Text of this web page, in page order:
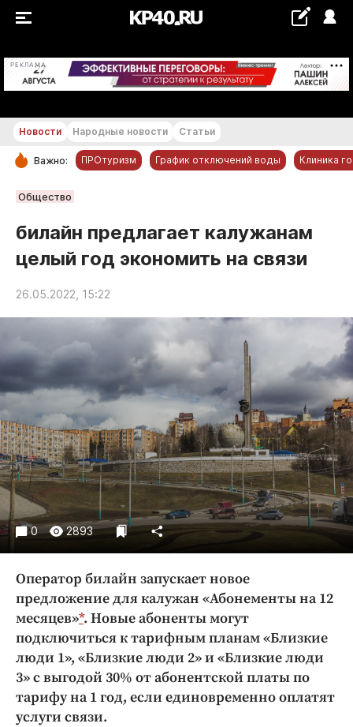
РЕКЛАМА +28...+29 °С
РУБРИКИ
Обнинск
Новости компаний
Статьи
Народные новости
Авто и транспорт
Благоустройство
Криминал
Культура
Недвижимость и ЖКХ
Образование
Общество
Погода
Праздники
Происшествия
Спорт
Экономика и бизнес
ПРОЕКТЫ
Блоги
Издания
Медиаперсона
Интересное чтиво
Новости Народные новости Статьи
Важно: ПРОтуризм График отключений воды Клиника
Общество
билайн предлагает калужанам
целый год экономить на связи
26.05.2022, 15:22
0 2893
Оператор билайн запускает новое
предложение для калужан «Абонементы на 12
месяцев»*. Новые абоненты могут
подключиться к тарифным планам «Близкие
люди 1», «Близкие люди 2» и «Близкие люди
3» с выгодой 30% от абонентской платы по
тарифу на 1 год, если единовременно оплатят
услуги связи.